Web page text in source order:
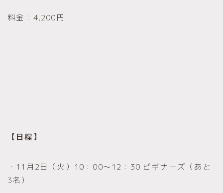
料金：4,200円
【日程】
・11月2日（火）10：00～12：30 ビギナーズ（あと
3名）